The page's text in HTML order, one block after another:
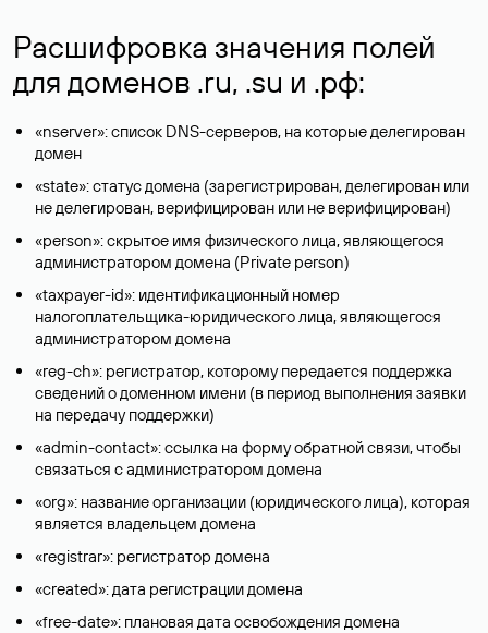
Расшифровка значения полей
для доменов .ru, .su и .рф:
«nserver»: список DNS-серверов, на которые делегирован
домен
«state»: статус домена (зарегистрирован, делегирован или
не делегирован, верифицирован или не верифицирован)
«person»: скрытое имя физического лица, являющегося
администратором домена (Privatе person)
«taxpayer-id»: идентификационный номер
налогоплательщика-юридического лица, являющегося
администратором домена
«reg-ch»: регистратор, которому передается поддержка
сведений о доменном имени (в период выполнения заявки
на передачу поддержки)
«admin-contact»: ссылка на форму обратной связи, чтобы
связаться с администратором домена
«org»: название организации (юридического лица), которая
является владельцем домена
«registrar»: регистратор домена
«created»: дата регистрации домена
«free-date»: плановая дата освобождения домена